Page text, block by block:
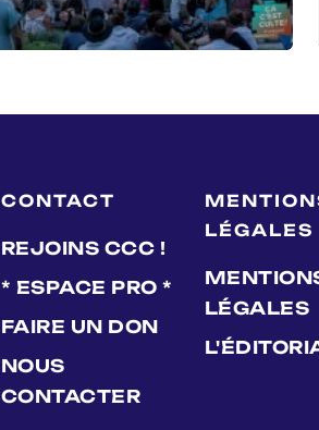
CONTACT
REJOINS CCC !
* ESPACE PRO *
FAIRE UN DON
NOUS
CONTACTER
LÉGALES
LÉGALES